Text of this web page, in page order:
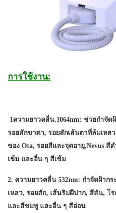
nd yag laserกำจัดรอยสัก เลเซ
532nm 1320nm
หน้าจอสัมผัส 8.4
แฮนด์รุ่นที่ 4
Laser Tattoo Removal Equipment:
ความยาวคลื่นคู่ 1,064 นาโนเมต
1500mJ (1064nm); 1500mJ
(532nm) 400mJ (532 นาโนเมต
Software:
สามารถเพิ่มโลโก้ของลูกค้าได้ฟรี
Training:
คู่มือผู้ใช้ + DVD + การฝึกอบรม
Name:
การใช้งาน:
1ความยาวคลื่น.1064nm: ช่วยกําจัด
รอยสักขาตา, รอยสักเส้นตาที่ล้มเหล
ของ Ota, รอยสีและจุดอายุ,Nevus สี
เข้ม และอื่น ๆ สีเข้ม
2. ความยาวคลื่น 532nm: กําจัดฝ้าก
เหลว, รอยสัก, เส้นริมฝีปาก, สีสัน, โ
และสีชมพู และอื่น ๆ สีอ่อน